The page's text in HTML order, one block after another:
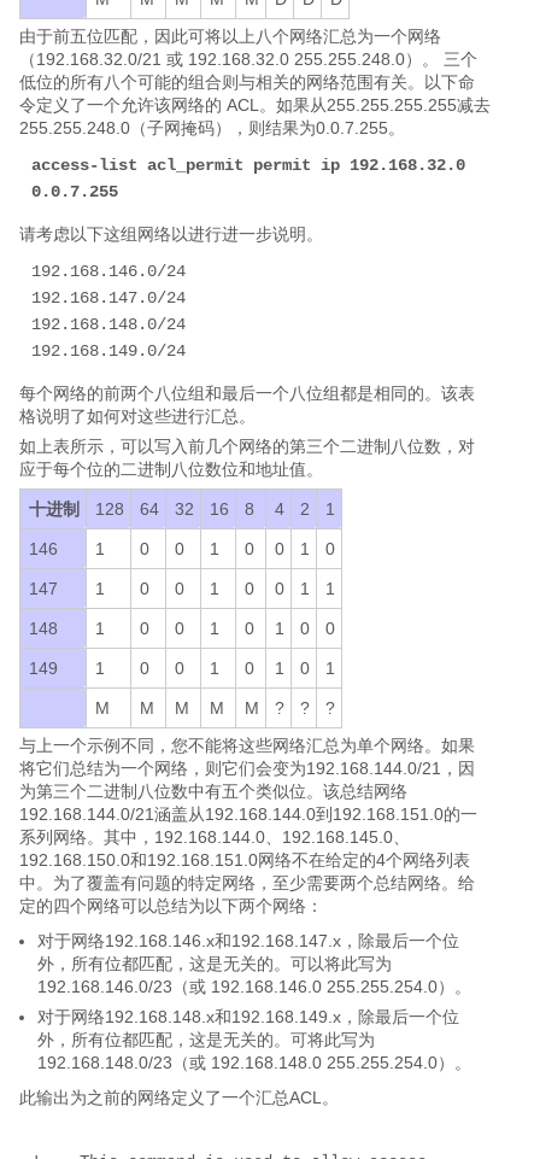
由于前五位匹配，因此可将以上八个网络汇总为一个网络
（192.168.32.0/21 或 192.168.32.0 255.255.248.0）。 三个
低位的所有八个可能的组合则与相关的网络范围有关。以下命
令定义了一个允许该网络的 ACL。如果从255.255.255.255减去
255.255.248.0（子网掩码），则结果为0.0.7.255。
0.0.7.255
请考虑以下这组网络以进行进一步说明。
192.168.146.0/24
192.168.147.0/24
192.168.148.0/24
192.168.149.0/24
每个网络的前两个八位组和最后一个八位组都是相同的。该表
格说明了如何对这些进行汇总。
如上表所示，可以写入前几个网络的第三个二进制八位数，对
应于每个位的二进制八位数位和地址值。
十进制 128 64 32 16 8 4 2 1
146 1 0 0 1 0 0 1 0
147 1 0 0 1 0 0 1 1
148 1 0 0 1 0 1 0 0
149 1 0 0 1 0 1 0 1
M M M M M ? ?
?
与上一个示例不同，您不能将这些网络汇总为单个网络。如果
将它们总结为一个网络，则它们会变为192.168.144.0/21，因
为第三个二进制八位数中有五个类似位。该总结网络
192.168.144.0/21涵盖从192.168.144.0到192.168.151.0的一
系列网络。其中，192.168.144.0、192.168.145.0、
192.168.150.0和192.168.151.0网络不在给定的4个网络列表
中。为了覆盖有问题的特定网络，至少需要两个总结网络。给
定的四个网络可以总结为以下两个网络：
对于网络192.168.146.x和192.168.147.x，除最后一个位
外，所有位都匹配，这是无关的。可以将此写为
192.168.146.0/23（或 192.168.146.0 255.255.254.0）。
对于网络192.168.148.x和192.168.149.x，除最后一个位
外，所有位都匹配，这是无关的。可将此写为
192.168.148.0/23（或 192.168.148.0 255.255.254.0）。
此输出为之前的网络定义了一个汇总ACL。